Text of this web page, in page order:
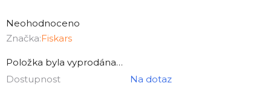
hodnocení
produktu
0,0
z
Neohodnoceno
Značka:Fiskars
Položka byla vyprodána…
Dostupnost
Na dotaz